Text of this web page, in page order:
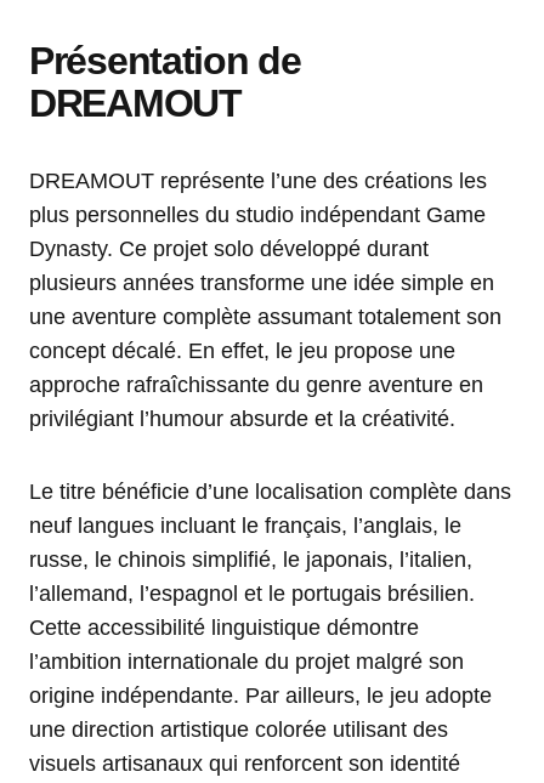
Présentation de
DREAMOUT
DREAMOUT représente l’une des créations les
plus personnelles du studio indépendant Game
Dynasty. Ce projet solo développé durant
plusieurs années transforme une idée simple en
une aventure complète assumant totalement son
concept décalé. En effet, le jeu propose une
approche rafraîchissante du genre aventure en
privilégiant l’humour absurde et la créativité.
Le titre bénéficie d’une localisation complète dans
neuf langues incluant le français, l’anglais, le
russe, le chinois simplifié, le japonais, l’italien,
l’allemand, l’espagnol et le portugais brésilien.
Cette accessibilité linguistique démontre
l’ambition internationale du projet malgré son
origine indépendante. Par ailleurs, le jeu adopte
une direction artistique colorée utilisant des
visuels artisanaux qui renforcent son identité